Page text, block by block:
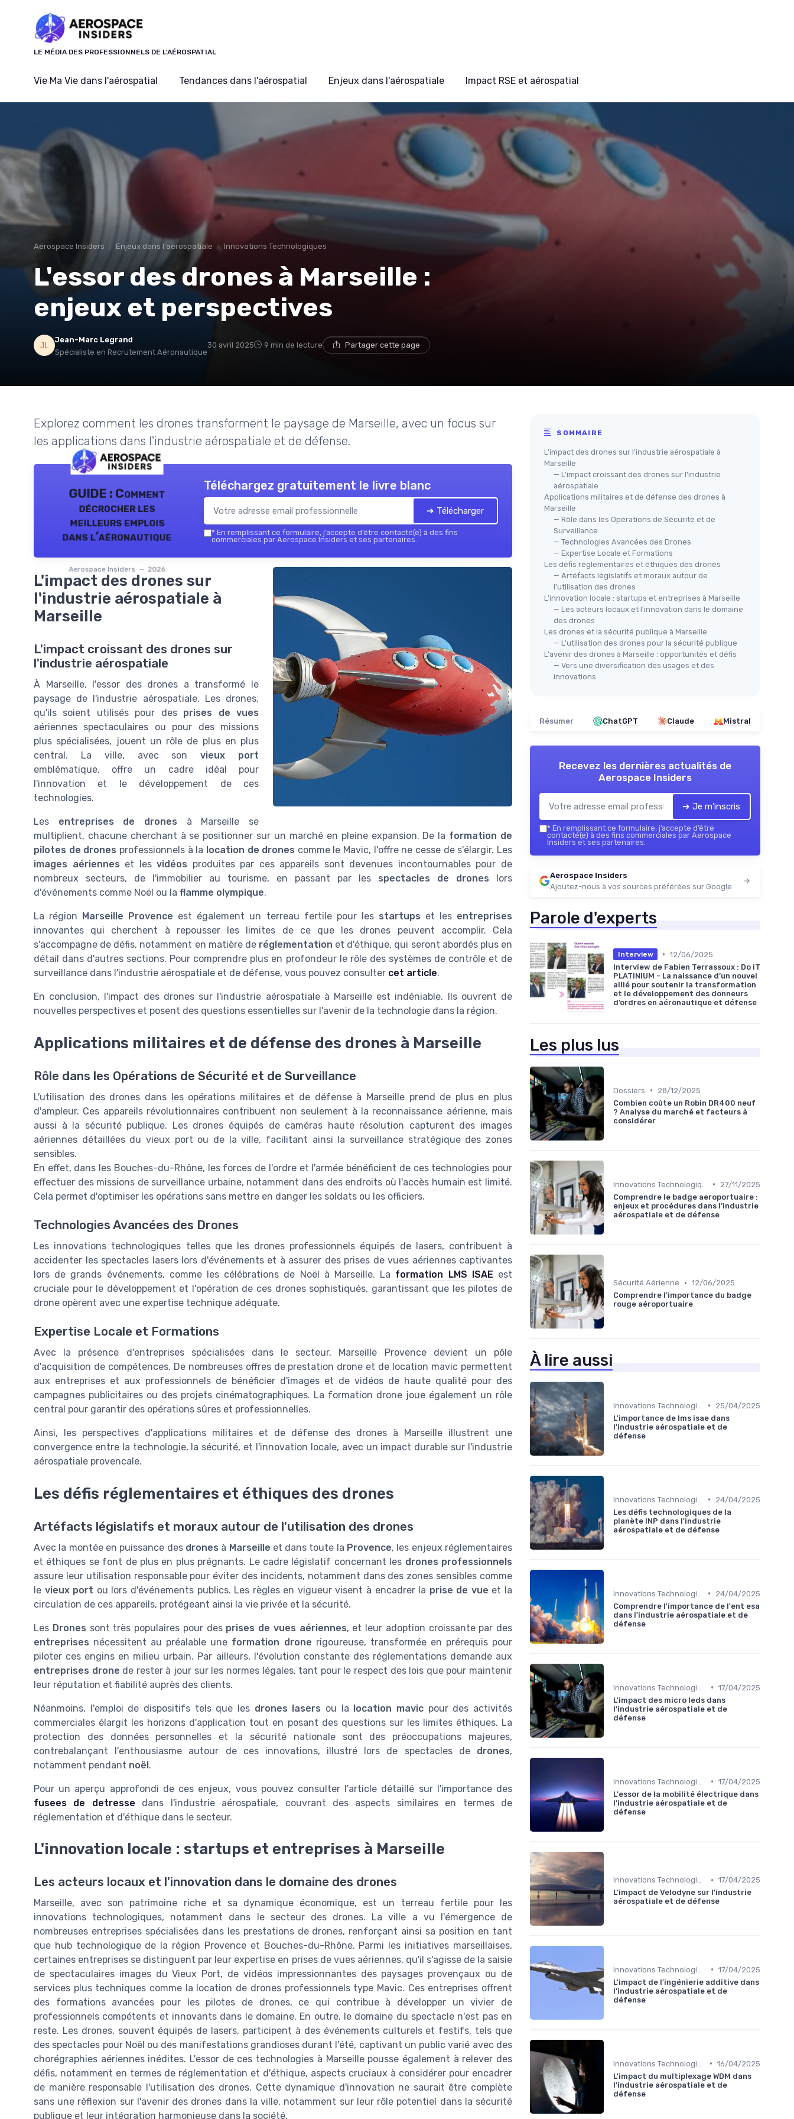
LE MÉDIA DES PROFESSIONNELS DE L'AÉROSPATIAL
Vie Ma Vie dans l'aérospatial Tendances dans l'aérospatial Enjeux dans l'aérospatiale Impact RSE et aérospatial
Aerospace Insiders Enjeux dans l'aérospatiale Innovations Technologiques
L'essor des drones à Marseille :
enjeux et perspectives
Jean-Marc Legrand
Spécialiste en Recrutement Aéronautique
30 avril 2025 9 min de lecture Partager cette page
Explorez comment les drones transforment le paysage de Marseille, avec un focus sur
les applications dans l'industrie aérospatiale et de défense.
GUIDE : Comment
décrocher les
meilleurs emplois
dans l’aéronautique
Aerospace Insiders — 2026
Téléchargez gratuitement le livre blanc
➔ Télécharger
* En remplissant ce formulaire, j’accepte d’être contacté(e) à des fins
commerciales par Aerospace Insiders et ses partenaires.
L'impact des drones sur
l'industrie aérospatiale à
Marseille
L'impact croissant des drones sur
l'industrie aérospatiale
À Marseille, l'essor des drones a transformé le
paysage de l'industrie aérospatiale. Les drones,
qu'ils soient utilisés pour des prises de vues
aériennes spectaculaires ou pour des missions
plus spécialisées, jouent un rôle de plus en plus
central. La ville, avec sonvieux port
emblématique, offre un cadre idéal pour
l'innovation et le développement de ces
technologies.
Les entreprises de drones à Marseille se
multiplient, chacune cherchant à se positionner sur un marché en pleine expansion. De la formation de
pilotes de drones professionnels à la location de drones comme le Mavic, l'offre ne cesse de s'élargir. Les
images aériennes et lesvidéos produites par ces appareils sont devenues incontournables pour de
nombreux secteurs, de l'immobilier au tourisme, en passant par les spectacles de drones lors
d'événements comme Noël ou la flamme olympique.
La région Marseille Provence est également un terreau fertile pour les startups et les entreprises
innovantes qui cherchent à repousser les limites de ce que les drones peuvent accomplir. Cela
s'accompagne de défis, notamment en matière de réglementation et d'éthique, qui seront abordés plus en
détail dans d'autres sections. Pour comprendre plus en profondeur le rôle des systèmes de contrôle et de
surveillance dans l'industrie aérospatiale et de défense, vous pouvez consulter cet article.
En conclusion, l'impact des drones sur l'industrie aérospatiale à Marseille est indéniable. Ils ouvrent de
nouvelles perspectives et posent des questions essentielles sur l'avenir de la technologie dans la région.
Applications militaires et de défense des drones à Marseille
Rôle dans les Opérations de Sécurité et de Surveillance
L'utilisation des drones dans les opérations militaires et de défense à Marseille prend de plus en plus
d'ampleur. Ces appareils révolutionnaires contribuent non seulement à la reconnaissance aérienne, mais
aussi à la sécurité publique. Les drones équipés de caméras haute résolution capturent des images
aériennes détaillées du vieux port ou de la ville, facilitant ainsi la surveillance stratégique des zones
sensibles.
En effet, dans les Bouches-du-Rhône, les forces de l'ordre et l'armée bénéficient de ces technologies pour
effectuer des missions de surveillance urbaine, notamment dans des endroits où l'accès humain est limité.
Cela permet d'optimiser les opérations sans mettre en danger les soldats ou les officiers.
Technologies Avancées des Drones
Les innovations technologiques telles que les drones professionnels équipés de lasers, contribuent à
accidenter les spectacles lasers lors d'événements et à assurer des prises de vues aériennes captivantes
lors de grands événements, comme les célébrations de Noël à Marseille. La formation LMS ISAE est
cruciale pour le développement et l'opération de ces drones sophistiqués, garantissant que les pilotes de
drone opèrent avec une expertise technique adéquate.
Expertise Locale et Formations
Avec la présence d'entreprises spécialisées dans le secteur, Marseille Provence devient un pôle
d'acquisition de compétences. De nombreuses offres de prestation drone et de location mavic permettent
aux entreprises et aux professionnels de bénéficier d'images et de vidéos de haute qualité pour des
campagnes publicitaires ou des projets cinématographiques. La formation drone joue également un rôle
central pour garantir des opérations sûres et professionnelles.
Ainsi, les perspectives d'applications militaires et de défense des drones à Marseille illustrent une
convergence entre la technologie, la sécurité, et l'innovation locale, avec un impact durable sur l'industrie
aérospatiale provencale.
Les défis réglementaires et éthiques des drones
Artéfacts législatifs et moraux autour de l'utilisation des drones
Avec la montée en puissance des drones à Marseille et dans toute la Provence, les enjeux réglementaires
et éthiques se font de plus en plus prégnants. Le cadre législatif concernant les drones professionnels
assure leur utilisation responsable pour éviter des incidents, notamment dans des zones sensibles comme
le vieux port ou lors d'événements publics. Les règles en vigueur visent à encadrer la prise de vue et la
circulation de ces appareils, protégeant ainsi la vie privée et la sécurité.
Les Drones sont très populaires pour des prises de vues aériennes, et leur adoption croissante par des
entreprises nécessitent au préalable une formation drone rigoureuse, transformée en prérequis pour
piloter ces engins en milieu urbain. Par ailleurs, l'évolution constante des réglementations demande aux
entreprises drone de rester à jour sur les normes légales, tant pour le respect des lois que pour maintenir
leur réputation et fiabilité auprès des clients.
Néanmoins, l'emploi de dispositifs tels que les drones lasers ou la location mavic pour des activités
commerciales élargit les horizons d'application tout en posant des questions sur les limites éthiques. La
protection des données personnelles et la sécurité nationale sont des préoccupations majeures,
contrebalançant l'enthousiasme autour de ces innovations, illustré lors de spectacles de drones,
notamment pendant noël.
Pour un aperçu approfondi de ces enjeux, vous pouvez consulter l'article détaillé sur l'importance des
fusees de detresse dans l'industrie aérospatiale, couvrant des aspects similaires en termes de
réglementation et d'éthique dans le secteur.
L'innovation locale : startups et entreprises à Marseille
Les acteurs locaux et l'innovation dans le domaine des drones
Marseille, avec son patrimoine riche et sa dynamique économique, est un terreau fertile pour les
innovations technologiques, notamment dans le secteur des drones. La ville a vu l'émergence de
nombreuses entreprises spécialisées dans les prestations de drones, renforçant ainsi sa position en tant
que hub technologique de la région Provence et Bouches-du-Rhône. Parmi les initiatives marseillaises,
certaines entreprises se distinguent par leur expertise en prises de vues aériennes, qu'il s'agisse de la saisie
de spectaculaires images du Vieux Port, de vidéos impressionnantes des paysages provençaux ou de
services plus techniques comme la location de drones professionnels type Mavic. Ces entreprises offrent
des formations avancées pour les pilotes de drones, ce qui contribue à développer un vivier de
professionnels compétents et innovants dans le domaine. En outre, le domaine du spectacle n'est pas en
reste. Les drones, souvent équipés de lasers, participent à des événements culturels et festifs, tels que
des spectacles pour Noël ou des manifestations grandioses durant l'été, captivant un public varié avec des
chorégraphies aériennes inédites. L'essor de ces technologies à Marseille pousse également à relever des
défis, notamment en termes de réglementation et d'éthique, aspects cruciaux à considérer pour encadrer
de manière responsable l'utilisation des drones. Cette dynamique d'innovation ne saurait être complète
sans une réflexion sur l'avenir des drones dans la ville, notamment sur leur rôle potentiel dans la sécurité
publique et leur intégration harmonieuse dans la société.
SOMMAIRE
L'impact des drones sur l'industrie aérospatiale à
Marseille
— L'impact croissant des drones sur l'industrie
aérospatiale
Applications militaires et de défense des drones à
Marseille
— Rôle dans les Opérations de Sécurité et de
Surveillance
— Technologies Avancées des Drones
— Expertise Locale et Formations
Les défis réglementaires et éthiques des drones
— Artéfacts législatifs et moraux autour de
l'utilisation des drones
L'innovation locale : startups et entreprises à Marseille
— Les acteurs locaux et l'innovation dans le domaine
des drones
Les drones et la sécurité publique à Marseille
— L'utilisation des drones pour la sécurité publique
L'avenir des drones à Marseille : opportunités et défis
— Vers une diversification des usages et des
innovations
Résumer ChatGPT Claude Mistral
Recevez les dernières actualités de
Aerospace Insiders
➔ Je m'inscris
* En remplissant ce formulaire, j’accepte d’être
contacté(e) à des fins commerciales par Aerospace
Insiders et ses partenaires.
Aerospace Insiders
Ajoutez-nous à vos sources préférées sur Google
Parole d'experts
Interview • 12/06/2025
Interview de Fabien Terrassoux : Do iT
PLATINIUM - La naissance d’un nouvel
allié pour soutenir la transformation
et le développement des donneurs
d’ordres en aéronautique et défense
Les plus lus
Dossiers •
28/12/2025
Combien coûte un Robin DR400 neuf
? Analyse du marché et facteurs à
considérer
•
27/11/2025
Comprendre le badge aeroportuaire :
enjeux et procédures dans l’industrie
aérospatiale et de défense
Sécurité Aérienne • 12/06/2025
Comprendre l'importance du badge
rouge aéroportuaire
À lire aussi
•
25/04/2025
L'importance de lms isae dans
l'industrie aérospatiale et de
défense
•
24/04/2025
Les défis technologiques de la
planète INP dans l'industrie
aérospatiale et de défense
•
24/04/2025
Comprendre l'importance de l'ent esa
dans l'industrie aérospatiale et de
défense
• 17/04/2025
L'impact des micro leds dans
l'industrie aérospatiale et de
défense
• 17/04/2025
L'essor de la mobilité électrique dans
l'industrie aérospatiale et de
défense
Innovations Technologiques • 17/04/2025
L'impact de Velodyne sur l'industrie
aérospatiale et de défense
• 17/04/2025
L'impact de l'ingénierie additive dans
l'industrie aérospatiale et de
défense
• 16/04/2025
L'impact du multiplexage WDM dans
l'industrie aérospatiale et de
défense